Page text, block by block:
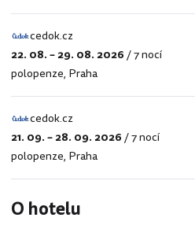
cedok.cz
cedok.cz
22. 08. – 29. 08. 2026/7 nocí
polopenze, Praha
cedok.cz
cedok.cz
21. 09. – 28. 09. 2026/7 nocí
polopenze, Praha
O hotelu